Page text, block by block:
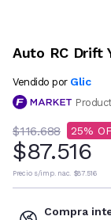
Auto RC Drift
Vendido por Glic
$116.688 25
$87.516
Precio s/imp. nac. $87.516
Compra